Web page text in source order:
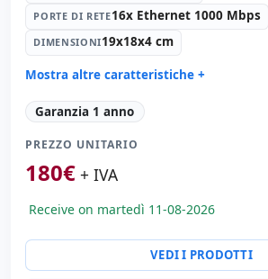
PORTE DI RETE16x Ethernet 1000 Mbps
DIMENSIONI19x18x4 cm
Mostra altre caratteristiche +
Generale stampante:
Porte di rete: 16x Ethernet 1000 Mbps.
Dimensioni: 19x18x4 cm.
Peso:
1.00 Kg.
Garanzia 1 anno
PREZZO UNITARIO
180€ + IVA
Receive on martedì 11-08-2026
VEDI I PRODOTTI